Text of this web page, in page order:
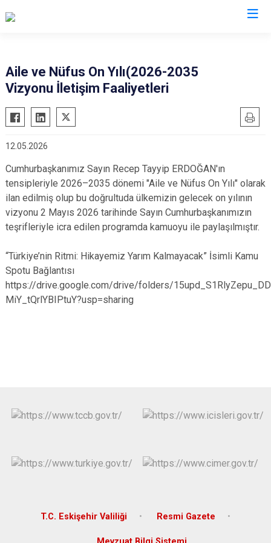
Alpu
Beylikova
Günyüzü
Han
İnönü
Mahmudiye
Mihalgazi
Sivrihisar
Odunpazarı
Tepebaşı
Aile ve Nüfus On Yılı(2026-2035
Vizyonu İletişim Faaliyetleri
12.05.2026
Cumhurbaşkanımız Sayın Recep Tayyip ERDOĞAN'ın
tensipleriyle 2026–2035 dönemi "Aile ve Nüfus On Yılı" olarak
ilan edilmiş olup bu doğrultuda ülkemizin gelecek on yılının
vizyonu 2 Mayıs 2026 tarihinde Sayın Cumhurbaşkanımızın
teşrifleriyle icra edilen programda kamuoyu ile paylaşılmıştır.
“Türkiye’nin Ritmi: Hikayemiz Yarım Kalmayacak” İsimli Kamu
Spotu Bağlantısı
https://drive.google.com/drive/folders/15upd_S1RlyZepu_DD
MiY_tQrlYBIPtuY?usp=sharing
T.C. Eskişehir Valiliği Resmi Gazete